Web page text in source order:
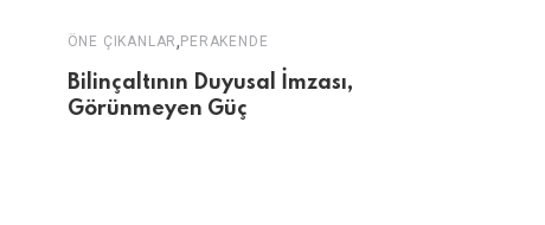
ÖNE ÇIKANLAR, PERAKENDE
Bilinçaltının Duyusal İmzası,
Görünmeyen Güç